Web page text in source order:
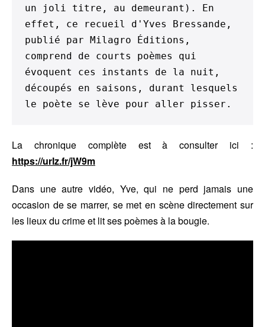
un joli titre, au demeurant). En
effet, ce recueil d'Yves Bressande,
publié par Milagro Éditions,
comprend de courts poèmes qui
évoquent ces instants de la nuit,
découpés en saisons, durant lesquels
le poète se lève pour aller pisser.
La chronique complète est à consulter ici :
https://urlz.fr/jW9m
Dans une autre vidéo, Yve, qui ne perd jamais une
occasion de se marrer, se met en scène directement sur
les lieux du crime et lit ses poèmes à la bougie.